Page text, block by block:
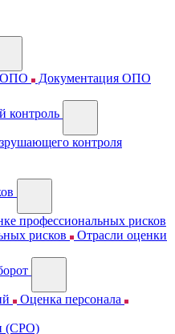
ОПО
Документация ОПО
контроль
контроля
профессиональных рисков
рисков
Отрасли оценки
Оценка персонала
(СРО)